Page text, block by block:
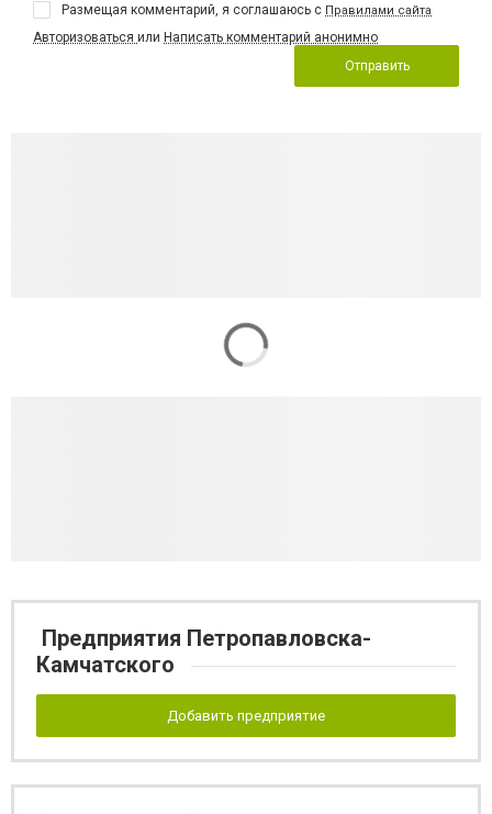
Размещая комментарий, я соглашаюсь с Правилами сайта
Авторизоваться или Написать комментарий анонимно
Отправить
Предприятия Петропавловска-
Камчатского
Добавить предприятие